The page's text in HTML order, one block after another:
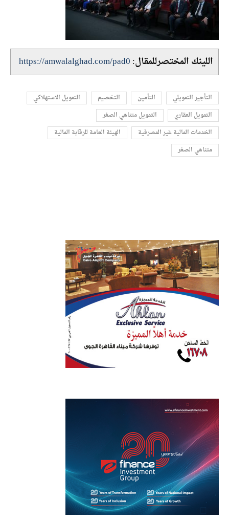
اللينك المختصرللمقال:https://amwalalghad.com/pad0
التأجير التمويلي التأمين التخصيم
التمويل الاستهلاكي
التمويل العقاري
التمويل متناهي الصغر
الخدمات المالية غير المصرفية
الهيئة العامة للرقابة المالية
متناهي الصغر